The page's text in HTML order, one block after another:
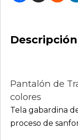
Descripción
Pantalón de
colores
Tela gabardina
proceso de